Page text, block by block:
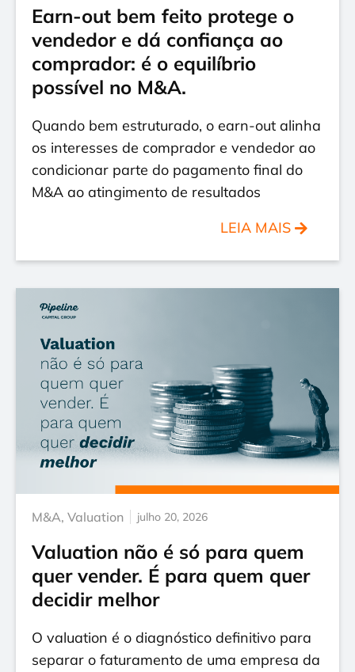
Earn-out bem feito protege o
vendedor e dá confiança ao
comprador: é o equilíbrio
possível no M&A.
Quando bem estruturado, o earn-out alinha
os interesses de comprador e vendedor ao
condicionar parte do pagamento final do
M&A ao atingimento de resultados
LEIA MAIS
M&A, Valuation julho 20, 2026
Valuation não é só para quem
quer vender. É para quem quer
decidir melhor
O valuation é o diagnóstico definitivo para
separar o faturamento de uma empresa da